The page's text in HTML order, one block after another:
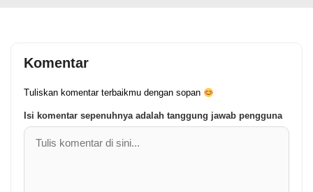
Komentar
Tuliskan komentar terbaikmu dengan sopan
Isi komentar sepenuhnya adalah tanggung jawab pengguna